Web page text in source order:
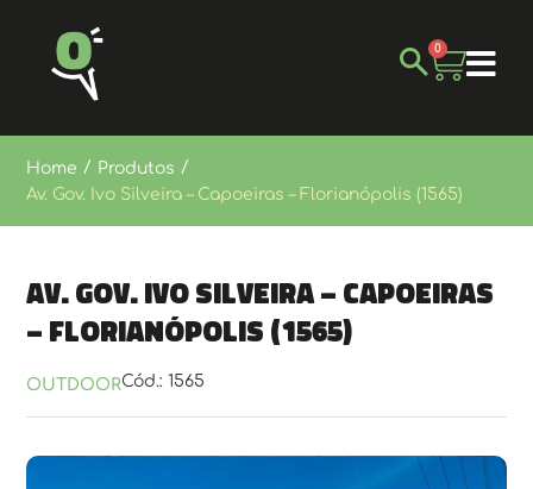
0
Home / Produtos /
Av. Gov. Ivo Silveira – Capoeiras – Florianópolis (1565)
Av. Gov. Ivo Silveira – Capoeiras
– Florianópolis (1565)
OUTDOORCód.: 1565